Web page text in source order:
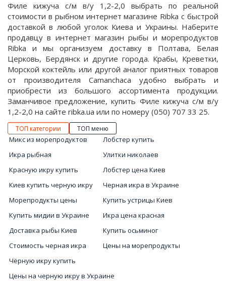
Филе кижуча с/м в/у 1,2-2,0 выбрать по реальной
стоимости в рыбном интернет магазине Ribka с быстрой
доставкой в любой уголок Киева и Украины. Наберите
продавцу в интернет магазин рыбы и морепродуктов
Ribka и мы организуем доставку в Полтава, Белая
Церковь, Бердянск и другие города. Крабы, Креветки,
Морской коктейль или другой аналог приятных товаров
от производителя Camanchaсa удобно выбрать и
приобрести из большого ассортимента продукции.
Заманчивое предложение, купить Филе кижуча с/м в/у
1,2-2,0 на сайте ribka.ua или по номеру (050) 707 33 25.
ТОП категории ТОП меню
Микс из морепродуктов
Икра рыбная
Красную икру купить
Киев купить черную икру
Морепродукты цены
Купить мидии в Украине
Доставка рыбы Киев
Стоимость черная икра
Лобстер купить
Улитки николаев
Лобстер цена Киев
Черная икра в Украине
Купить устрицы Киев
Икра цена красная
Купить осьминог
Цены на морепродукты
Чёрную икру купить
Цены на черную икру в Украине